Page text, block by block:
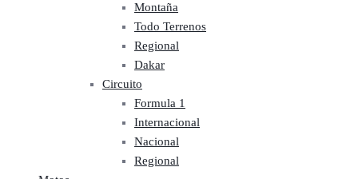
Montaña
Todo Terrenos
Regional
Dakar
Circuito
Formula 1
Internacional
Nacional
Regional